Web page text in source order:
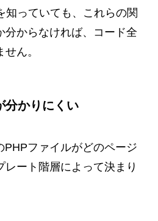
知っていても、これらの関
分からなければ、コード全
ん。
分かりにくい
PHPファイルがどのページ
レート階層によって決まり